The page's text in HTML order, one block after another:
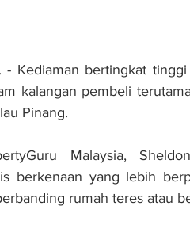
- Kediaman bertingkat
kalangan pembeli
Pinang.
Malaysia,
berke­naan yang lebih
rumah teres atau